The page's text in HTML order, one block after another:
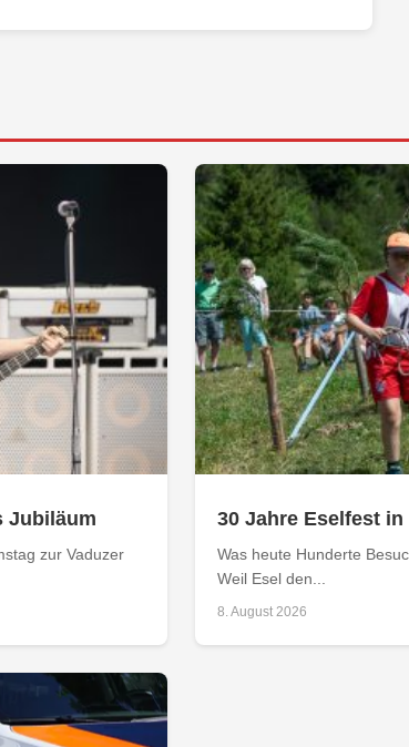
Jubiläum
zur Vaduzer
30 Jahre Eselfest in
Was heute Hunderte
Weil Esel den...
8. August 2026